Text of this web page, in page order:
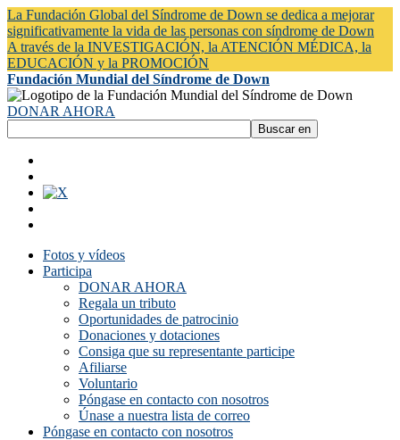
La Fundación Global del Síndrome de Down se dedica a mejorar
significativamente la vida de las personas con síndrome de Down
A través de la INVESTIGACIÓN, la ATENCIÓN MÉDICA, la
EDUCACIÓN y la PROMOCIÓN
Fundación Mundial del Síndrome de Down
DONAR AHORA
Fotos y vídeos
Participa
DONAR AHORA
Regala un tributo
Oportunidades de patrocinio
Donaciones y dotaciones
Consiga que su representante participe
Afiliarse
Voluntario
Póngase en contacto con nosotros
Únase a nuestra lista de correo
Póngase en contacto con nosotros